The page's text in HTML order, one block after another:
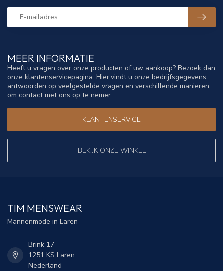
MEER INFORMATIE
Heeft u vragen over onze producten of uw aankoop? Bezoek dan
onze klantenservicepagina. Hier vindt u onze bedrijfsgegevens,
antwoorden op veelgestelde vragen en verschillende manieren
om contact met ons op te nemen.
KLANTENSERVICE
BEKIJK ONZE WINKEL
TIM MENSWEAR
Mannenmode in Laren
Brink 17
1251 KS Laren
Nederland